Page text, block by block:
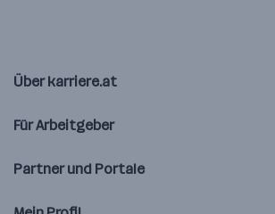
Über karriere.at
Für Arbeitgeber
Partner und Portale